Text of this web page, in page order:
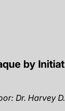
by
Dr. Harvey